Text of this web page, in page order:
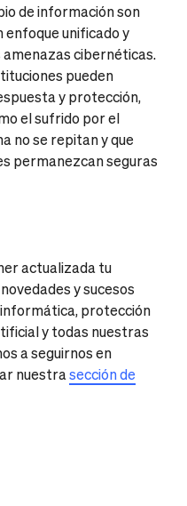
de información son
unificado y
cibernéticas.
pueden
y protección,
el sufrido por el
no se repitan y que
permanezcan seguras
actualizada tu
y sucesos
protección
y todas nuestras
a seguirnos en
nuestrasección de